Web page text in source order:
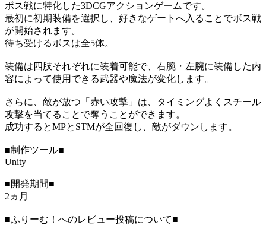
ボス戦に特化した3DCGアクションゲームです。
最初に初期装備を選択し、好きなゲートへ入ることでボス戦
が開始されます。
待ち受けるボスは全5体。
装備は四肢それぞれに装着可能で、右腕・左腕に装備した内
容によって使用できる武器や魔法が変化します。
さらに、敵が放つ「赤い攻撃」は、タイミングよくスチール
攻撃を当てることで奪うことができます。
成功するとMPとSTMが全回復し、敵がダウンします。
■制作ツール■
Unity
■開発期間■
2ヵ月
■ふりーむ！へのレビュー投稿について■